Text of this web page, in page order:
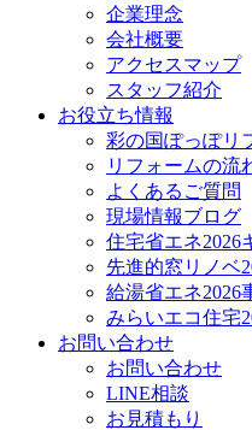
企業理念
会社概要
アクセスマップ
スタッフ紹介
お役立ち情報
彩の国ぽっぽリ
リフォームの流
よくあるご質問
現場情報ブログ
住宅省エネ2026
先進的窓リノベ
給湯省エネ2026
みらいエコ住宅
お問い合わせ
お問い合わせ
LINE相談
お見積もり